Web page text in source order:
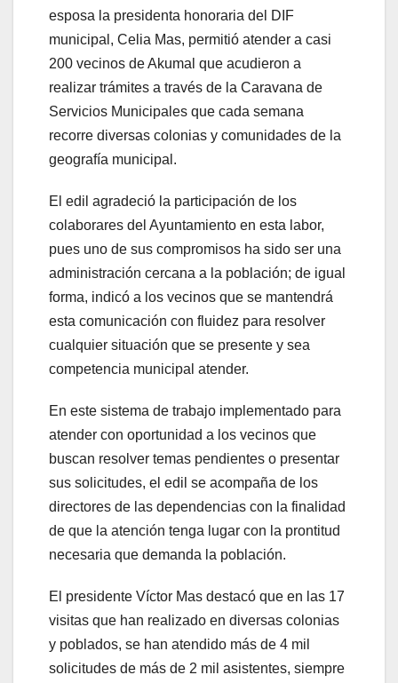
esposa la presidenta honoraria del DIF
municipal, Celia Mas, permitió atender a casi
200 vecinos de Akumal que acudieron a
realizar trámites a través de la Caravana de
Servicios Municipales que cada semana
recorre diversas colonias y comunidades de la
geografía municipal.
El edil agradeció la participación de los
colaborares del Ayuntamiento en esta labor,
pues uno de sus compromisos ha sido ser una
administración cercana a la población; de igual
forma, indicó a los vecinos que se mantendrá
esta comunicación con fluidez para resolver
cualquier situación que se presente y sea
competencia municipal atender.
En este sistema de trabajo implementado para
atender con oportunidad a los vecinos que
buscan resolver temas pendientes o presentar
sus solicitudes, el edil se acompaña de los
directores de las dependencias con la finalidad
de que la atención tenga lugar con la prontitud
necesaria que demanda la población.
El presidente Víctor Mas destacó que en las 17
visitas que han realizado en diversas colonias
y poblados, se han atendido más de 4 mil
solicitudes de más de 2 mil asistentes, siempre